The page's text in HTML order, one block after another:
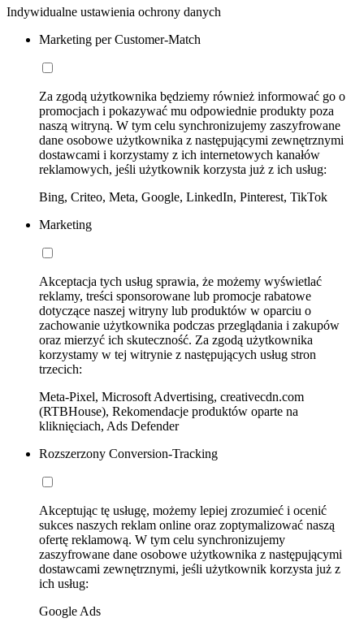
Indywidualne ustawienia ochrony danych
Marketing per Customer-Match
Za zgodą użytkownika będziemy również informować go o
promocjach i pokazywać mu odpowiednie produkty poza
naszą witryną. W tym celu synchronizujemy zaszyfrowane
dane osobowe użytkownika z następującymi zewnętrznymi
dostawcami i korzystamy z ich internetowych kanałów
reklamowych, jeśli użytkownik korzysta już z ich usług:
Bing, Criteo, Meta, Google, LinkedIn, Pinterest, TikTok
Marketing
Akceptacja tych usług sprawia, że możemy wyświetlać
reklamy, treści sponsorowane lub promocje rabatowe
dotyczące naszej witryny lub produktów w oparciu o
zachowanie użytkownika podczas przeglądania i zakupów
oraz mierzyć ich skuteczność. Za zgodą użytkownika
korzystamy w tej witrynie z następujących usług stron
trzecich:
Meta-Pixel, Microsoft Advertising, creativecdn.com
(RTBHouse), Rekomendacje produktów oparte na
kliknięciach, Ads Defender
Rozszerzony Conversion-Tracking
Akceptując tę usługę, możemy lepiej zrozumieć i ocenić
sukces naszych reklam online oraz zoptymalizować naszą
ofertę reklamową. W tym celu synchronizujemy
zaszyfrowane dane osobowe użytkownika z następującymi
dostawcami zewnętrznymi, jeśli użytkownik korzysta już z
ich usług:
Google Ads